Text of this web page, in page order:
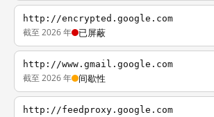
http://encrypted.google.com
截至 2026 年 已屏蔽
http://www.gmail.google.com
截至 2026 年 间歇性
http://feedproxy.google.com